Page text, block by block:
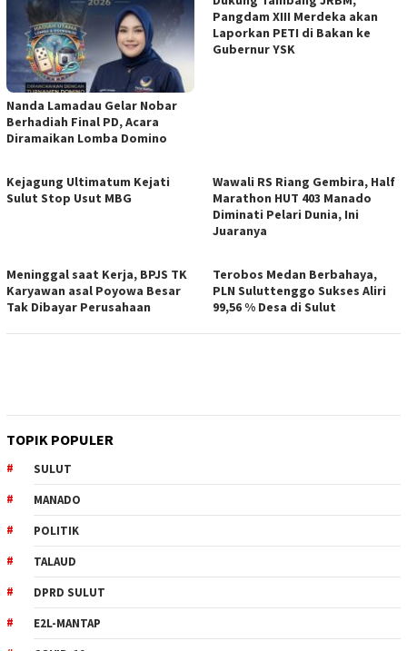
Nanda Lamadau Gelar Nobar
Berhadiah Final PD, Acara
Diramaikan Lomba Domino
Pangdam XIII Merdeka akan
Laporkan PETI di Bakan ke
Gubernur YSK
Kejagung Ultimatum Kejati
Sulut Stop Usut MBG
Wawali RS Riang Gembira, Half
Marathon HUT 403 Manado
Diminati Pelari Dunia, Ini
Juaranya
Meninggal saat Kerja, BPJS TK
Karyawan asal Poyowa Besar
Tak Dibayar Perusahaan
Terobos Medan Berbahaya,
PLN Suluttenggo Sukses Aliri
99,56 % Desa di Sulut
TOPIK POPULER
SULUT
MANADO
POLITIK
TALAUD
DPRD SULUT
E2L-MANTAP